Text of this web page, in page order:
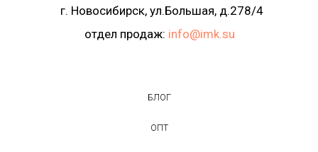
г. Новосибирск, ул.Большая, д.278/4
отдел продаж: info@imk.su
БЛОГ
ОПТ